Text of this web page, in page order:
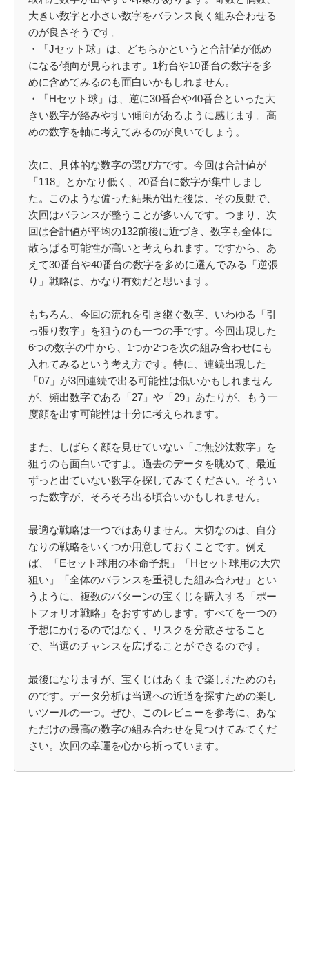
大きい数字と小さい数字をバランス良く組み合わせる
のが良さそうです。
・「Jセット球」は、どちらかというと合計値が低め
になる傾向が見られます。1桁台や10番台の数字を多
めに含めてみるのも面白いかもしれません。
・「Hセット球」は、逆に30番台や40番台といった大
きい数字が絡みやすい傾向があるように感じます。高
めの数字を軸に考えてみるのが良いでしょう。
次に、具体的な数字の選び方です。今回は合計値が
「118」とかなり低く、20番台に数字が集中しまし
た。このような偏った結果が出た後は、その反動で、
次回はバランスが整うことが多いんです。つまり、次
回は合計値が平均の132前後に近づき、数字も全体に
散らばる可能性が高いと考えられます。ですから、あ
えて30番台や40番台の数字を多めに選んでみる「逆張
り」戦略は、かなり有効だと思います。
もちろん、今回の流れを引き継ぐ数字、いわゆる「引
っ張り数字」を狙うのも一つの手です。今回出現した
6つの数字の中から、1つか2つを次の組み合わせにも
入れてみるという考え方です。特に、連続出現した
「07」が3回連続で出る可能性は低いかもしれません
が、頻出数字である「27」や「29」あたりが、もう一
度顔を出す可能性は十分に考えられます。
また、しばらく顔を見せていない「ご無沙汰数字」を
狙うのも面白いですよ。過去のデータを眺めて、最近
ずっと出ていない数字を探してみてください。そうい
った数字が、そろそろ出る頃合いかもしれません。
最適な戦略は一つではありません。大切なのは、自分
なりの戦略をいくつか用意しておくことです。例え
ば、「Eセット球用の本命予想」「Hセット球用の大穴
狙い」「全体のバランスを重視した組み合わせ」とい
うように、複数のパターンの宝くじを購入する「ポー
トフォリオ戦略」をおすすめします。すべてを一つの
予想にかけるのではなく、リスクを分散させること
で、当選のチャンスを広げることができるのです。
最後になりますが、宝くじはあくまで楽しむためのも
のです。データ分析は当選への近道を探すための楽し
いツールの一つ。ぜひ、このレビューを参考に、あな
ただけの最高の数字の組み合わせを見つけてみてくだ
さい。次回の幸運を心から祈っています。